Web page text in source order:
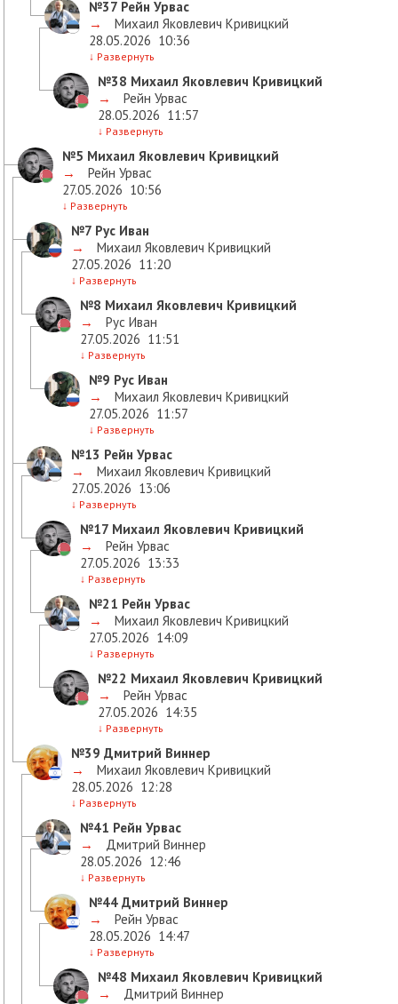
№37 Рейн Урвас
→
Михаил Яковлевич Кривицкий
28.05.2026 10:36
↓ Развернуть
№38 Михаил Яковлевич Кривицкий
→
Рейн Урвас
28.05.2026 11:57
↓ Развернуть
№5 Михаил Яковлевич Кривицкий
→
Рейн Урвас
27.05.2026 10:56
↓ Развернуть
№7 Рус Иван
→
Михаил Яковлевич Кривицкий
27.05.2026 11:20
↓ Развернуть
№8 Михаил Яковлевич Кривицкий
→
Рус Иван
27.05.2026 11:51
↓ Развернуть
№9 Рус Иван
→
Михаил Яковлевич Кривицкий
27.05.2026 11:57
↓ Развернуть
№13 Рейн Урвас
→
Михаил Яковлевич Кривицкий
27.05.2026 13:06
↓ Развернуть
№17 Михаил Яковлевич Кривицкий
→
Рейн Урвас
27.05.2026 13:33
↓ Развернуть
№21 Рейн Урвас
→
Михаил Яковлевич Кривицкий
27.05.2026 14:09
↓ Развернуть
№22 Михаил Яковлевич Кривицкий
→
Рейн Урвас
27.05.2026 14:35
↓ Развернуть
№39 Дмитрий Виннер
→
Михаил Яковлевич Кривицкий
28.05.2026 12:28
↓ Развернуть
№41 Рейн Урвас
→
Дмитрий Виннер
28.05.2026 12:46
↓ Развернуть
№44 Дмитрий Виннер
→
Рейн Урвас
28.05.2026 14:47
↓ Развернуть
№48 Михаил Яковлевич Кривицкий
→
Дмитрий Виннер